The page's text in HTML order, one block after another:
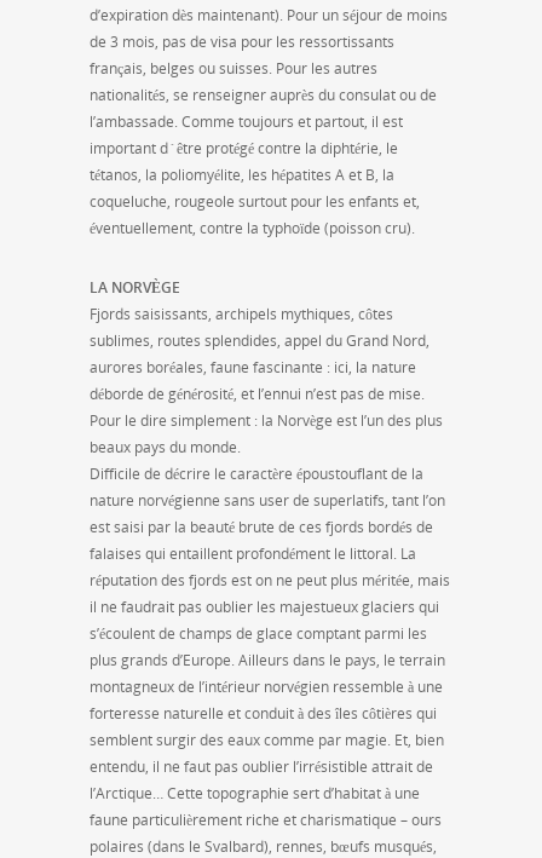
d’expiration dès maintenant). Pour un séjour de moins
de 3 mois, pas de visa pour les ressortissants
français, belges ou suisses. Pour les autres
nationalités, se renseigner auprès du consulat ou de
l’ambassade. Comme toujours et partout, il est
important d´être protégé contre la diphtérie, le
tétanos, la poliomyélite, les hépatites A et B, la
coqueluche, rougeole surtout pour les enfants et,
éventuellement, contre la typhoïde (poisson cru).
LA NORVÈGE
Fjords saisissants, archipels mythiques, côtes
sublimes, routes splendides, appel du Grand Nord,
aurores boréales, faune fascinante : ici, la nature
déborde de générosité, et l’ennui n’est pas de mise.
Pour le dire simplement : la Norvège est l’un des plus
beaux pays du monde.
Difficile de décrire le caractère époustouflant de la
nature norvégienne sans user de superlatifs, tant l’on
est saisi par la beauté brute de ces fjords bordés de
falaises qui entaillent profondément le littoral. La
réputation des fjords est on ne peut plus méritée, mais
il ne faudrait pas oublier les majestueux glaciers qui
s’écoulent de champs de glace comptant parmi les
plus grands d’Europe. Ailleurs dans le pays, le terrain
montagneux de l’intérieur norvégien ressemble à une
forteresse naturelle et conduit à des îles côtières qui
semblent surgir des eaux comme par magie. Et, bien
entendu, il ne faut pas oublier l’irrésistible attrait de
l’Arctique… Cette topographie sert d’habitat à une
faune particulièrement riche et charismatique – ours
polaires (dans le Svalbard), rennes, bœufs musqués,